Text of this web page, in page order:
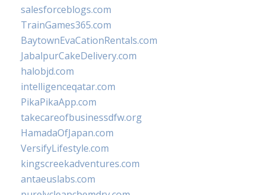
salesforceblogs.com
TrainGames365.com
BaytownEvaCationRentals.com
JabalpurCakeDelivery.com
halobjd.com
intelligenceqatar.com
PikaPikaApp.com
takecareofbusinessdfw.org
HamadaOfJapan.com
VersifyLifestyle.com
kingscreekadventures.com
antaeuslabs.com